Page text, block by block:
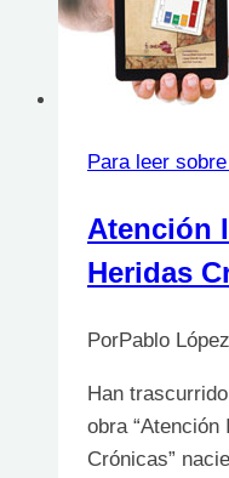
Para leer
Atención
Heridas
PorPablo López
Han
obra
Crónicas”